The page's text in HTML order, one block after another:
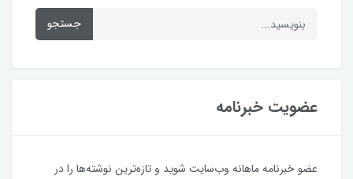
جستجو
عضویت خبرنامه
عضو خبرنامه ماهانه وب‌سایت شوید و تازه‌ترین نوشته‌ها را در